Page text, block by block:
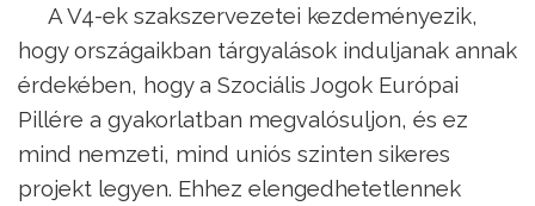
A V4-ek szakszervezetei kezdeményezik,
hogy országaikban tárgyalások induljanak annak
érdekében, hogy a Szociális Jogok Európai
Pillére a gyakorlatban megvalósuljon, és ez
mind nemzeti, mind uniós szinten sikeres
projekt legyen. Ehhez elengedhetetlennek